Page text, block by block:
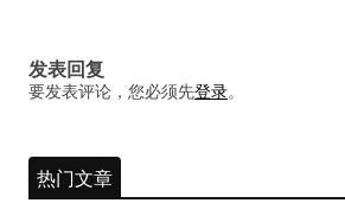
发表回复
要发表评论，您必须先登录。
热门文章